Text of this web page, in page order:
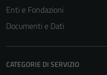
Enti e Fondazioni
Documenti e Dati
CATEGORIE DI SERVIZIO